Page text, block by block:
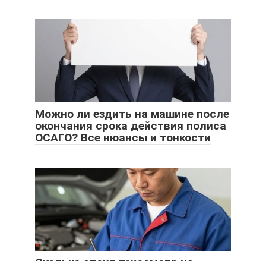
Можно ли ездить на машине после
окончания срока действия полиса
ОСАГО? Все нюансы и тонкости